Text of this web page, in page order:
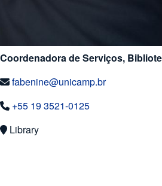
Coordenadora de Serviços,
fabenine@unicamp.br
+55 19 3521-0125
Library